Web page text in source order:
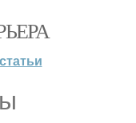
статьи